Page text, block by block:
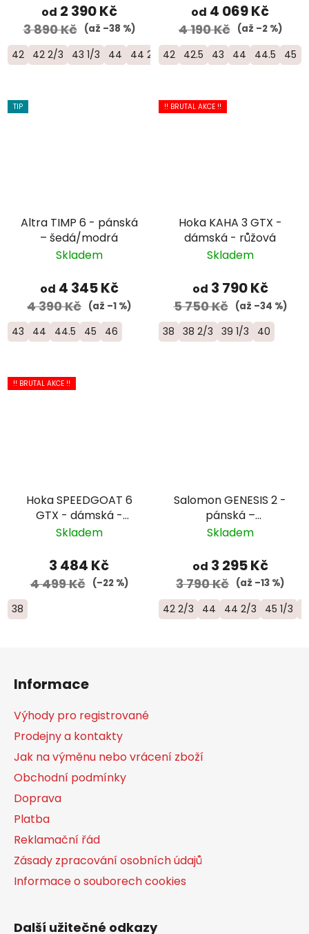
od 2 390 Kč
3 890 Kč (až –38 %)
42 42 2/3 43 1/3 44 44 2/3 45 1/3 46 46 2/3 47 1/3
od 4 069 Kč
4 190 Kč (až –2 %)
42 42.5 43 44 44.5 45
TIP
Altra TIMP 6 - pánská
– šedá/modrá
Skladem
od 4 345 Kč
4 390 Kč (až –1 %)
43 44 44.5 45 46
!! BRUTAL AKCE !!
Hoka KAHA 3 GTX -
dámská - růžová
Skladem
od 3 790 Kč
5 750 Kč (až –34 %)
38 38 2/3 39 1/3 40
!! BRUTAL AKCE !!
Hoka SPEEDGOAT 6
GTX - dámská -
černá
Skladem
3 484 Kč
4 499 Kč (–22 %)
38
Salomon GENESIS 2 -
pánská –
zelená/oranžová
Skladem
od 3 295 Kč
3 790 Kč (až –13 %)
42 2/3 44 44 2/3 45 1/3
Informace
Výhody pro registrované
Prodejny a kontakty
Jak na výměnu nebo vrácení zboží
Obchodní podmínky
Doprava
Platba
Reklamační řád
Zásady zpracování osobních údajů
Informace o souborech cookies
Další užitečné odkazy